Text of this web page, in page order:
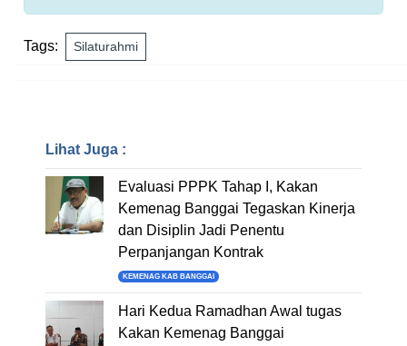
Tags: Silaturahmi
Lihat Juga :
Evaluasi PPPK Tahap I, Kakan
Kemenag Banggai Tegaskan Kinerja
dan Disiplin Jadi Penentu
Perpanjangan Kontrak
KEMENAG KAB BANGGAI
Hari Kedua Ramadhan Awal tugas
Kakan Kemenag Banggai